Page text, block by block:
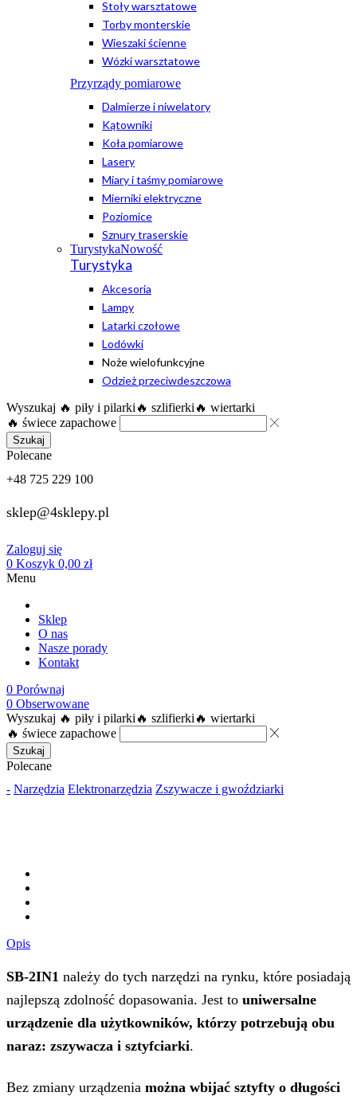
Stoły warsztatowe
Torby monterskie
Wieszaki ścienne
Wózki warsztatowe
Przyrządy pomiarowe
Dalmierze i niwelatory
Kątowniki
Koła pomiarowe
Lasery
Miary i taśmy pomiarowe
Mierniki elektryczne
Poziomice
Sznury traserskie
TurystykaNowość
Turystyka
Akcesoria
Lampy
Latarki czołowe
Lodówki
Noże wielofunkcyjne
Odzież przeciwdeszczowa
Wyszukaj 🔥 piły i pilarki 🔥 szlifierki 🔥 wiertarki
🔥 świece zapachowe
Szukaj
Polecane
+48 725 229 100
sklep@4sklepy.pl
Zaloguj się
0 Koszyk 0,00 zł
Menu
Sklep
O nas
Nasze porady
Kontakt
0 Porównaj
0 Obserwowane
Wyszukaj 🔥 piły i pilarki 🔥 szlifierki 🔥 wiertarki
🔥 świece zapachowe
Szukaj
Polecane
- Narzędzia Elektronarzędzia Zszywacze i gwoździarki
Opis
SB-2IN1 należy do tych narzędzi na rynku, które posiadają
najlepszą zdolność dopasowania. Jest to uniwersalne
urządzenie dla użytkowników, którzy potrzebują obu
naraz: zszywacza i sztyfciarki.
Bez zmiany urządzenia można wbijać sztyfty o długości